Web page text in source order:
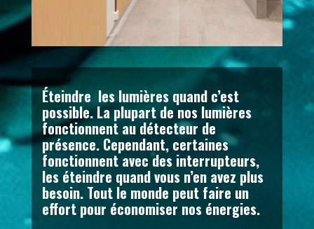
Éteindre les lumières quand c’est
possible. La plupart de nos lumières
fonctionnent au détecteur de
présence. Cependant, certaines
fonctionnent avec des interrupteurs,
les éteindre quand vous n’en avez plus
besoin. Tout le monde peut faire un
effort pour économiser nos énergies.